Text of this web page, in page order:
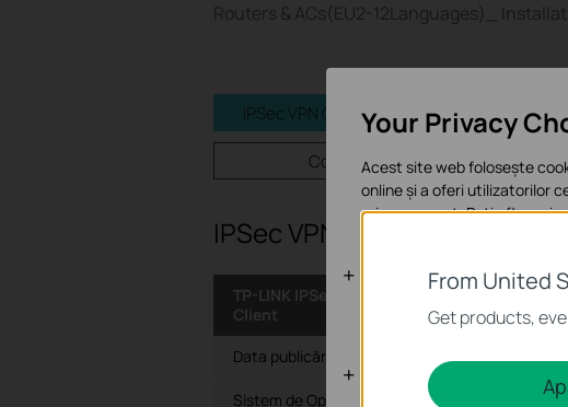
Routers & ACs(EU2-12Languages)_
IPSec VPN Client Software
Cod GPL
IPSec VPN Client Software
TP-LINK IPSec VPN
Client
Data publicării:
Sistem de Operare: Win2000/XP/2003/Vista/7
From United
Get products,
Your Privacy
Acest site web folosește
online și a oferi utilizatorilor
orice moment. Poți afla mai
Cookie-uri de bază
Aceste cookie-uri sunt
Cookie-uri de